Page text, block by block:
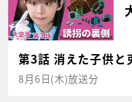
第3話 消えた子供と
8月6日(木)放送分